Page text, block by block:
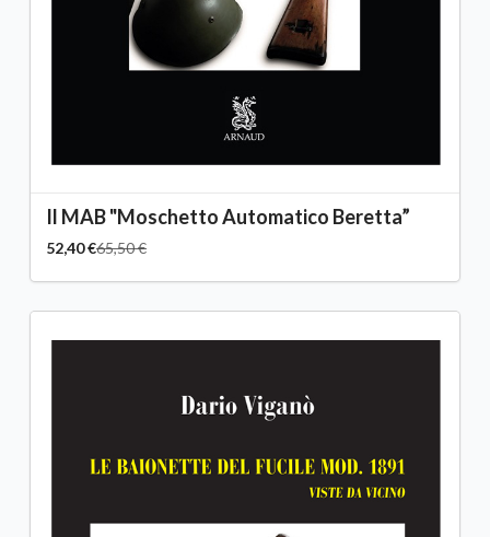
Il MAB "Moschetto Automatico Beretta”
52,40 €65,50 €